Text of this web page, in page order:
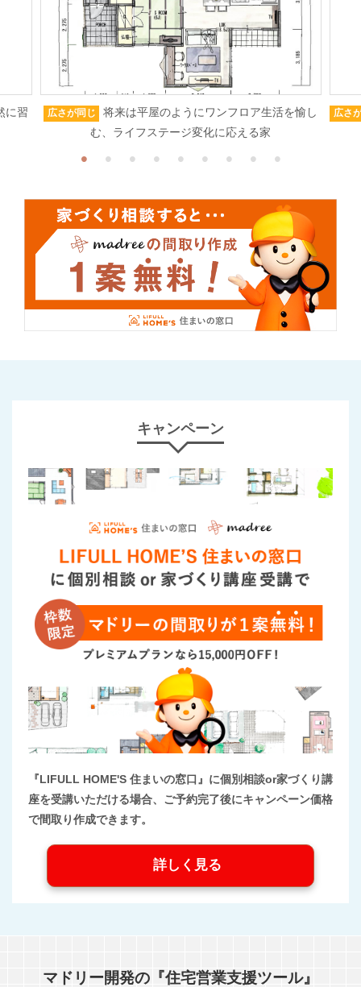
に習 広さが同じ
将来は平屋のようにワンフロア生活を愉し
む、ライフステージ変化に応える家
広さ
キャンペーン
『LIFULL HOME'S 住まいの窓口』に個別相談or家づくり講
座を受講いただける場合、ご予約完了後にキャンペーン価格
で間取り作成できます。
詳しく見る
マドリー開発の『住宅営業支援ツール』